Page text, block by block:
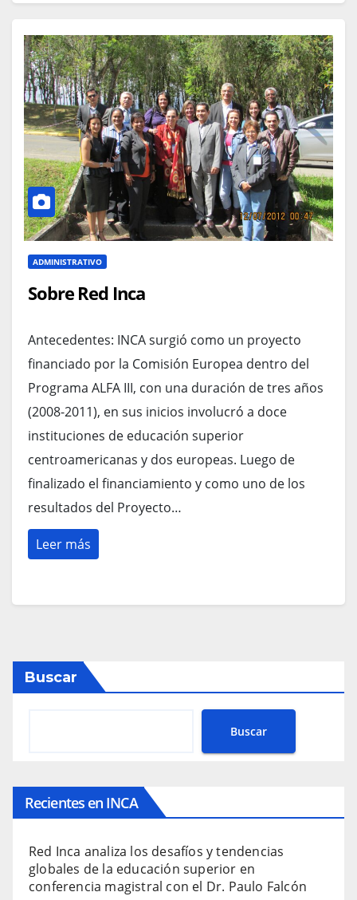
ADMINISTRATIVO
Sobre Red Inca
Antecedentes: INCA surgió como un proyecto
financiado por la Comisión Europea dentro del
Programa ALFA III, con una duración de tres años
(2008-2011), en sus inicios involucró a doce
instituciones de educación superior
centroamericanas y dos europeas. Luego de
finalizado el financiamiento y como uno de los
resultados del Proyecto…
Leer más
Buscar
Buscar
Recientes en INCA
Red Inca analiza los desafíos y tendencias
globales de la educación superior en
conferencia magistral con el Dr. Paulo Falcón